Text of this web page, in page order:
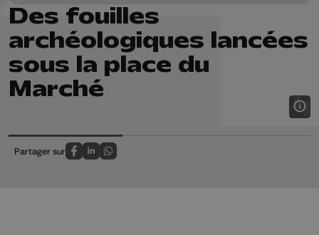
Des fouilles
archéologiques lancées
sous la place du
Marché
Partager sur
Partagez sur FaceBook
Partagez sur LinkedIn
Partagez sur Whatsapp